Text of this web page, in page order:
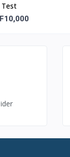
Test